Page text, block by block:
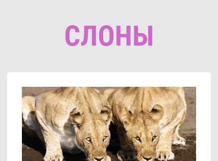
СЛОНЫ